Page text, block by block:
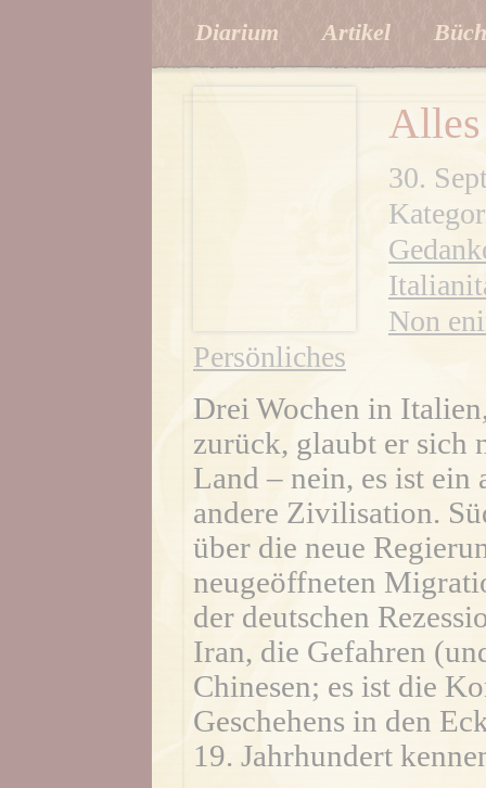
Diarium Artikel
30.
Non
Persönliches
Drei Wochen in
zurück, glaubt er sich
Land – nein, es ist ein
andere Zivilisation.
über die neue
neugeöffneten
der deutschen
Iran, die Gefahren
Chinesen; es ist die
Geschehens in den
19. Jahrhundert